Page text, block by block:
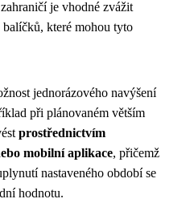
je vhodné zvážit
které mohou tyto
jednorázového navýšení
při plánovaném větším
prostřednictvím
mobilní aplikace, přičemž
nastaveného období se
hodnotu.